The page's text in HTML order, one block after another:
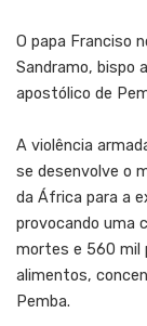
O papa Franciso
Sandramo, bispo
apostólico de
A violência
se desenvolve o
da África para a
provocando uma
mortes e 560 mil
alimentos,
Pemba.